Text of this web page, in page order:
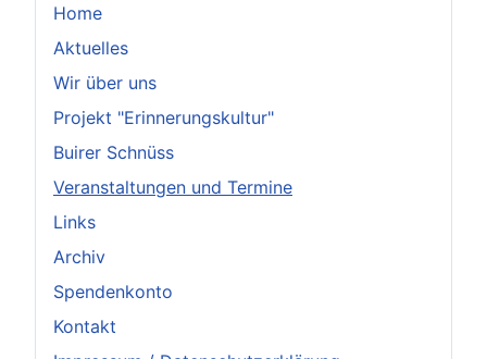
Home
Aktuelles
Wir über uns
Projekt "Erinnerungskultur"
Buirer Schnüss
Veranstaltungen und Termine
Links
Archiv
Spendenkonto
Kontakt